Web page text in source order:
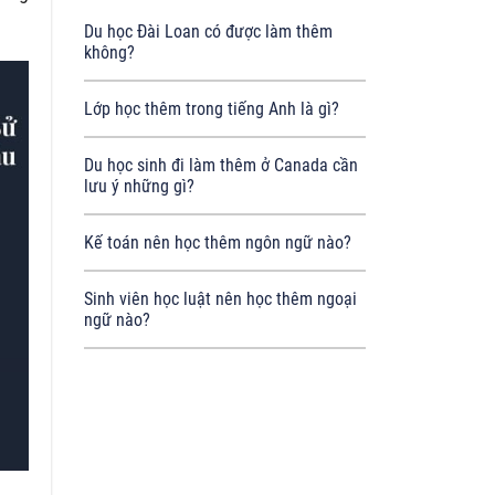
Du học Đài Loan có được làm thêm
không?
Lớp học thêm trong tiếng Anh là gì?
Du học sinh đi làm thêm ở Canada cần
lưu ý những gì?
Kế toán nên học thêm ngôn ngữ nào?
Sinh viên học luật nên học thêm ngoại
ngữ nào?